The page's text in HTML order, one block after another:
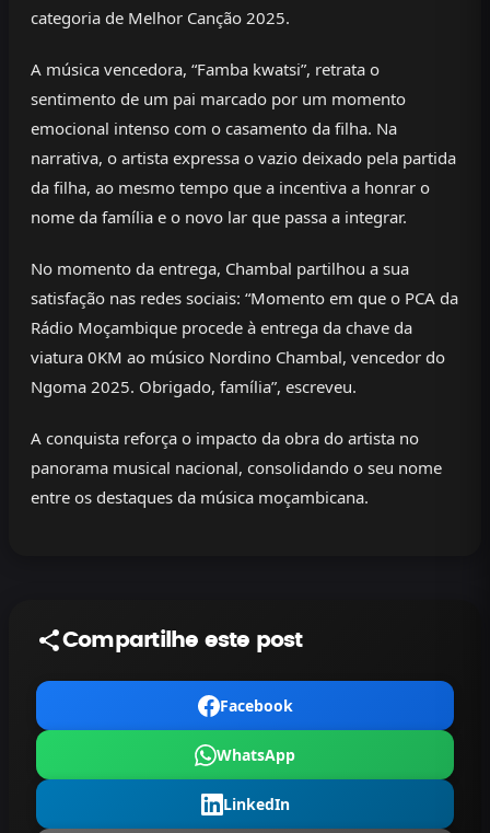
categoria de Melhor Canção 2025.
A música vencedora, “Famba kwatsi”, retrata o
sentimento de um pai marcado por um momento
emocional intenso com o casamento da filha. Na
narrativa, o artista expressa o vazio deixado pela partida
da filha, ao mesmo tempo que a incentiva a honrar o
nome da família e o novo lar que passa a integrar.
No momento da entrega, Chambal partilhou a sua
satisfação nas redes sociais: “Momento em que o PCA da
Rádio Moçambique procede à entrega da chave da
viatura 0KM ao músico Nordino Chambal, vencedor do
Ngoma 2025. Obrigado, família”, escreveu.
A conquista reforça o impacto da obra do artista no
panorama musical nacional, consolidando o seu nome
entre os destaques da música moçambicana.
Compartilhe este post
Facebook
WhatsApp
LinkedIn